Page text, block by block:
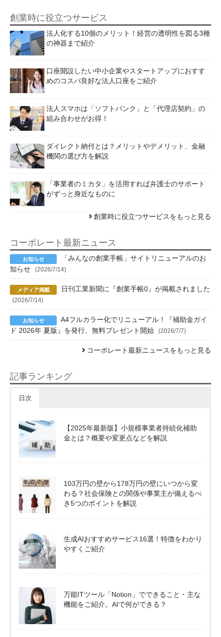
創業時に役立つサービス
法人化する10個のメリット！経営の透明性を図る3種
の神器まで紹介
口座開設したい中小企業やスタートアップにおすす
めのコスパ良好な法人口座をご紹介
法人スマホは「ソフトバンク」と「代理店契約」の
組み合わせがお得！
ダイレクト納付とは？メリットやデメリット、金融
機関の選び方を解説
「事業者のミカタ」を活用すれば弁護士のサポート
がずっと身近なものに
創業時に役立つサービスをもっと見る
コーポレート最新ニュース
「みんなの創業手帳」サイトリニューアルのお
知らせ
(2026/7/14)
日刊工業新聞に『創業手帳0』が掲載されました
(2026/7/14)
A4フルカラー化でリニューアル！『補助金ガイ
ド 2026年 夏版』を発行、無料プレゼント開始
(2026/7/7)
コーポレート最新ニュースをもっと見る
記事ランキング
日次
【2025年最新版】小規模事業者持続化補助
金とは？概要や変更点などを解説
103万円の壁から178万円の壁にいつから変
わる？社会保険との関係や事業主が備えるべ
き5つのポイントを解説
生成AIおすすめサービス16選！特徴をわかり
やすくご紹介
万能ITツール「Notion」でできること・主な
機能をご紹介。AIで何ができる？